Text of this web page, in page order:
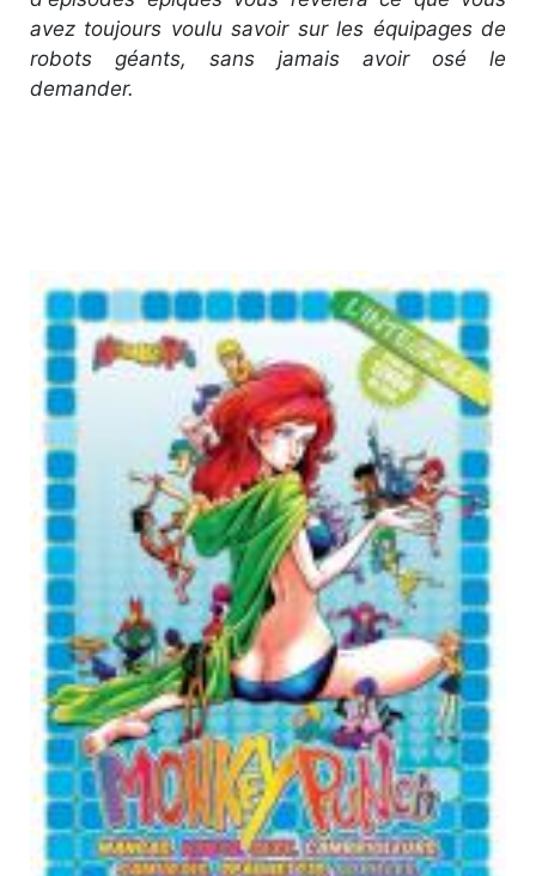
avez toujours voulu savoir sur les équipages de
robots géants, sans jamais avoir osé le
demander.